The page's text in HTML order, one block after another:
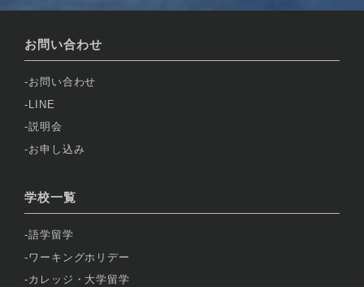
お問い合わせ
お問い合わせ
LINE
説明会
お申し込み
学校一覧
語学留学
ワーキングホリデー
カレッジ・大学留学